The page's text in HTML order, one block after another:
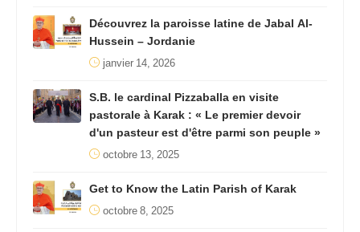
Découvrez la paroisse latine de Jabal Al-
Hussein – Jordanie
janvier 14, 2026
S.B. le cardinal Pizzaballa en visite
pastorale à Karak : « Le premier devoir
d'un pasteur est d'être parmi son peuple »
octobre 13, 2025
Get to Know the Latin Parish of Karak
octobre 8, 2025